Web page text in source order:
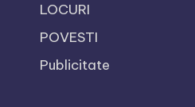
LOCURI
POVESTI
Publicitate